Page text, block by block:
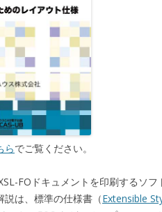
らでご覧ください。
FOドキュメントを印刷するソ
説は、標準の仕様書（Extensible